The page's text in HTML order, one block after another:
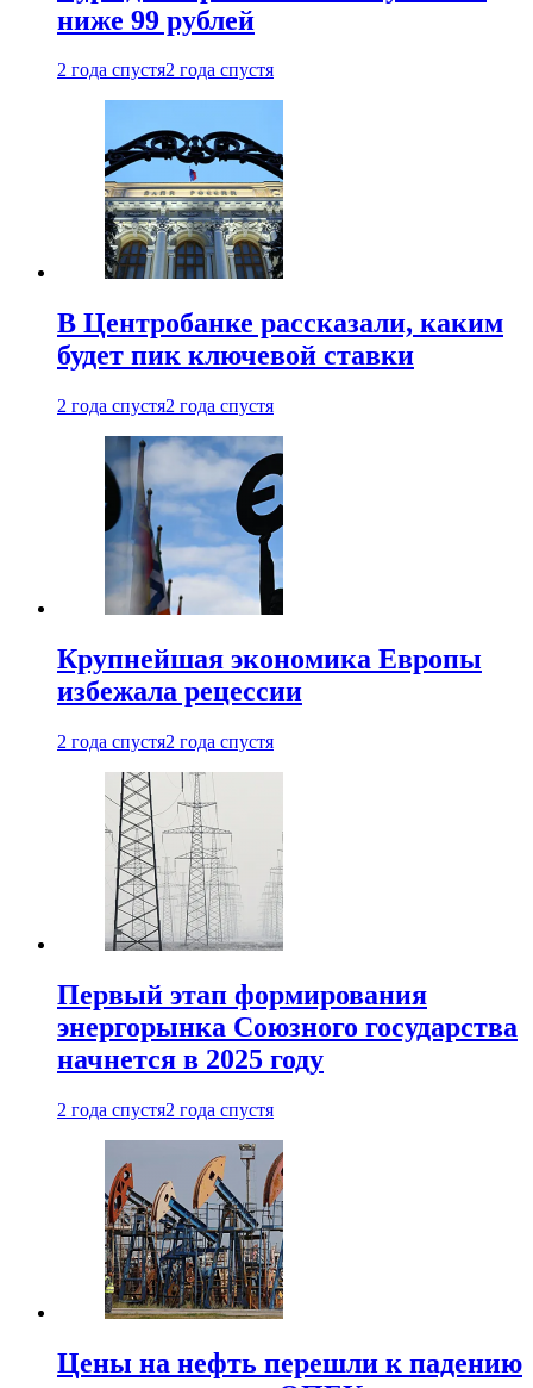
ниже 99 рублей
2 года спустя2 года спустя
В Центробанке рассказали, каким
будет пик ключевой ставки
2 года спустя2 года спустя
Крупнейшая экономика Европы
избежала рецессии
2 года спустя2 года спустя
Первый этап формирования
энергорынка Союзного государства
начнется в 2025 году
2 года спустя2 года спустя
Цены на нефть перешли к падению